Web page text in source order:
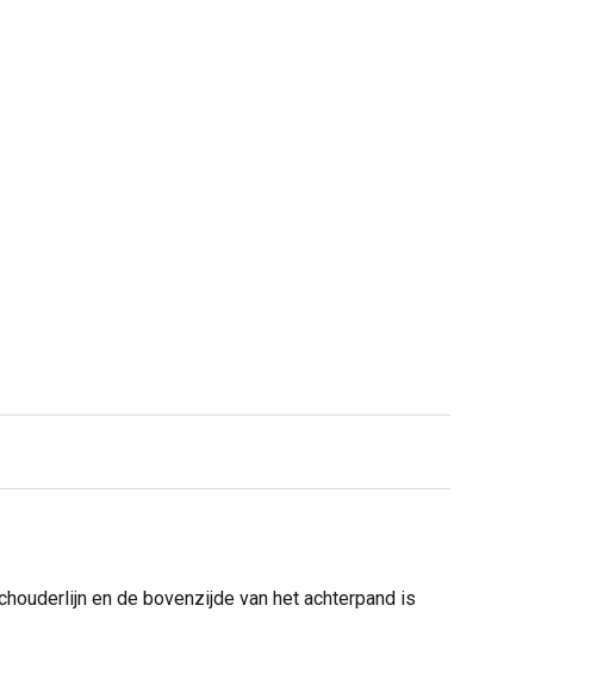
en de bovenzijde van het achterpand is